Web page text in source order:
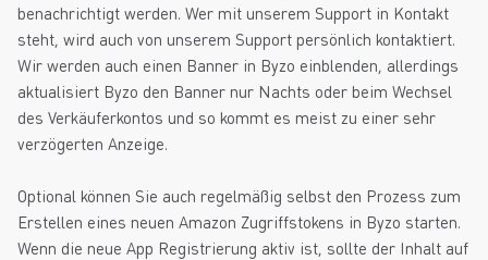
benachrichtigt werden. Wer mit unserem Support in Kontakt
steht, wird auch von unserem Support persönlich kontaktiert.
Wir werden auch einen Banner in Byzo einblenden, allerdings
aktualisiert Byzo den Banner nur Nachts oder beim Wechsel
des Verkäuferkontos und so kommt es meist zu einer sehr
verzögerten Anzeige.
Optional können Sie auch regelmäßig selbst den Prozess zum
Erstellen eines neuen Amazon Zugriffstokens in Byzo starten.
Wenn die neue App Registrierung aktiv ist, sollte der Inhalt auf